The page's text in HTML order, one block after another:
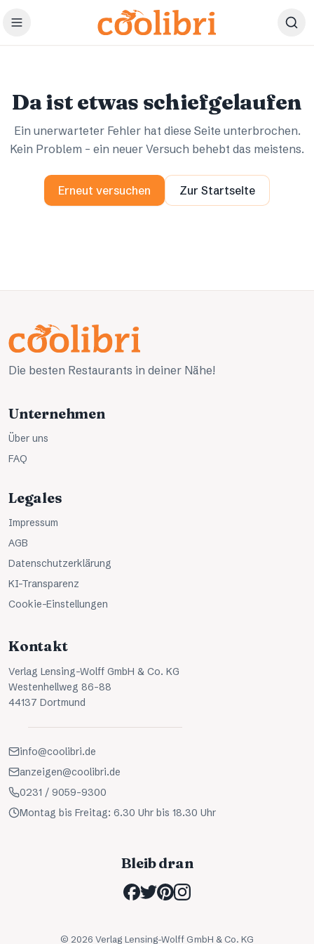
Zum Hauptinhalt springen
Da ist etwas schiefgelaufen
Ein unerwarteter Fehler hat diese Seite unterbrochen.
Kein Problem – ein neuer Versuch behebt das meistens.
Erneut versuchen Zur Startseite
Die besten Restaurants in deiner Nähe!
Unternehmen
Über uns
FAQ
Legales
Impressum
AGB
Datenschutzerklärung
KI-Transparenz
Cookie-Einstellungen
Kontakt
Verlag Lensing-Wolff GmbH & Co. KG
Westenhellweg 86-88
44137 Dortmund
info@coolibri.de
anzeigen@coolibri.de
0231 / 9059-9300
Montag bis Freitag: 6.30 Uhr bis 18.30 Uhr
Bleib dran
© 2026 Verlag Lensing-Wolff GmbH & Co. KG